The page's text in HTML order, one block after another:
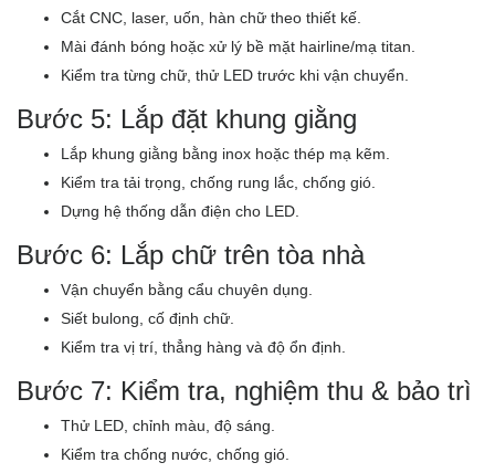
Cắt CNC, laser, uốn, hàn chữ theo thiết kế.
Mài đánh bóng hoặc xử lý bề mặt hairline/mạ titan.
Kiểm tra từng chữ, thử LED trước khi vận chuyển.
Bước 5: Lắp đặt khung giằng
Lắp khung giằng bằng inox hoặc thép mạ kẽm.
Kiểm tra tải trọng, chống rung lắc, chống gió.
Dựng hệ thống dẫn điện cho LED.
Bước 6: Lắp chữ trên tòa nhà
Vận chuyển bằng cẩu chuyên dụng.
Siết bulong, cố định chữ.
Kiểm tra vị trí, thẳng hàng và độ ổn định.
Bước 7: Kiểm tra, nghiệm thu & bảo trì
Thử LED, chỉnh màu, độ sáng.
Kiểm tra chống nước, chống gió.